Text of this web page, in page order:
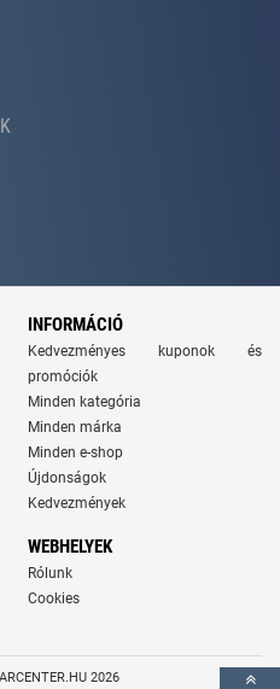
INFORMÁCIÓ
Kedvezményes kuponok és
promóciók
Minden kategória
Minden márka
Minden e-shop
Újdonságok
Kedvezmények
WEBHELYEK
Rólunk
Cookies
2026